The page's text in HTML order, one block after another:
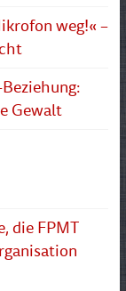
weg!« –
Gewalt
die FPMT